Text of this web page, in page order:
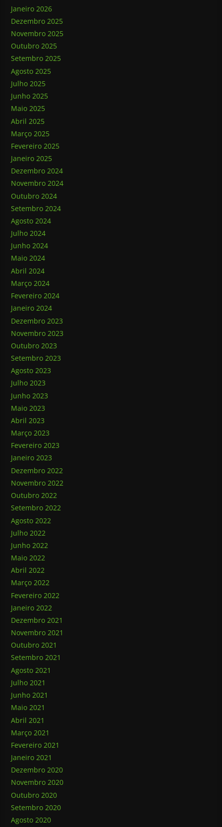
Janeiro 2026
Dezembro 2025
Novembro 2025
Outubro 2025
Setembro 2025
Agosto 2025
Julho 2025
Junho 2025
Maio 2025
Abril 2025
Março 2025
Fevereiro 2025
Janeiro 2025
Dezembro 2024
Novembro 2024
Outubro 2024
Setembro 2024
Agosto 2024
Julho 2024
Junho 2024
Maio 2024
Abril 2024
Março 2024
Fevereiro 2024
Janeiro 2024
Dezembro 2023
Novembro 2023
Outubro 2023
Setembro 2023
Agosto 2023
Julho 2023
Junho 2023
Maio 2023
Abril 2023
Março 2023
Fevereiro 2023
Janeiro 2023
Dezembro 2022
Novembro 2022
Outubro 2022
Setembro 2022
Agosto 2022
Julho 2022
Junho 2022
Maio 2022
Abril 2022
Março 2022
Fevereiro 2022
Janeiro 2022
Dezembro 2021
Novembro 2021
Outubro 2021
Setembro 2021
Agosto 2021
Julho 2021
Junho 2021
Maio 2021
Abril 2021
Março 2021
Fevereiro 2021
Janeiro 2021
Dezembro 2020
Novembro 2020
Outubro 2020
Setembro 2020
Agosto 2020